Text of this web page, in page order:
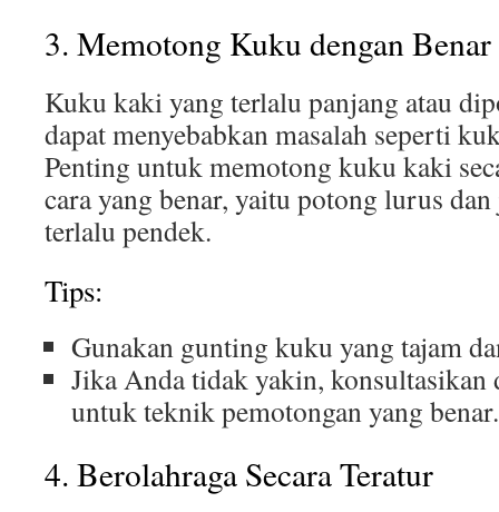
3. Memotong Kuku dengan Benar
Kuku kaki yang terlalu panjang atau
dapat menyebabkan masalah seperti
Penting untuk memotong kuku kaki
cara yang benar, yaitu potong lurus
terlalu pendek.
Tips:
Gunakan gunting kuku yang tajam
Jika Anda tidak yakin,
untuk teknik pemotongan yang benar.
4. Berolahraga Secara Teratur